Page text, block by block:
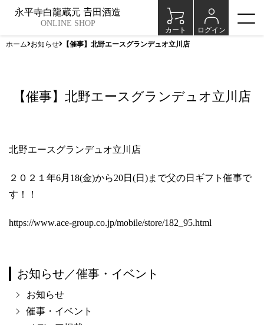
永平寺白龍蔵元 𠮷田酒造
ONLINE SHOP
カート
ログイン
ホーム お知らせ 【催事】北野エースグランデュオ立川店
【催事】北野エースグランデュオ立川店
北野エースグランデュオ立川店
２０２１年6月18(金)から20日(日)まで父の日ギフト催事で
す！！
https://www.ace-group.co.jp/mobile/store/182_95.html
お知らせ／催事・イベント
お知らせ
催事・イベント